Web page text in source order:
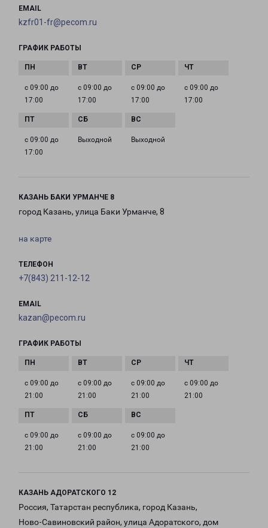
EMAIL
kzfr01-fr@pecom.ru
ГРАФИК РАБОТЫ
с 09:00 до
17:00
с 09:00 до
17:00
с 09:00 до
17:00
с 09:00 до
17:00
с 09:00 до
17:00
Выходной Выходной
КАЗАНЬ БАКИ УРМАНЧЕ 8
город Казань, улица Баки Урманче, 8
на карте
ТЕЛЕФОН
+7(843) 211-12-12
EMAIL
kazan@pecom.ru
ГРАФИК РАБОТЫ
с 09:00 до
21:00
с 09:00 до
21:00
с 09:00 до
21:00
с 09:00 до
21:00
с 09:00 до
21:00
с 09:00 до
21:00
с 09:00 до
21:00
КАЗАНЬ АДОРАТСКОГО 12
Россия, Татарстан республика, город Казань,
Ново-Савиновский район, улица Адоратского, дом